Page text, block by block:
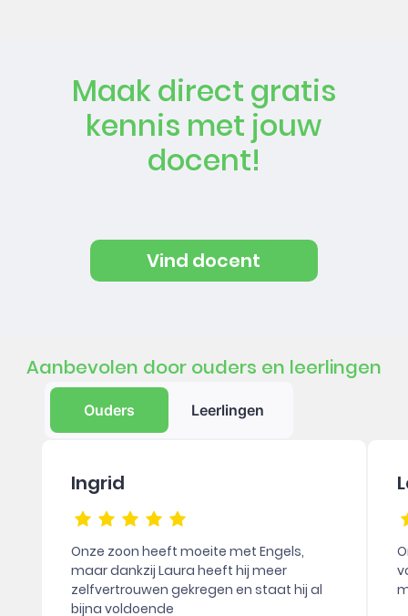
Maak direct gratis
kennis met jouw
docent!
Vind docent
Aanbevolen door ouders en leerlingen
Ouders Leerlingen
Ingrid
Onze zoon heeft moeite met Engels,
maar dankzij Laura heeft hij meer
zelfvertrouwen gekregen en staat hij al
bijna voldoende